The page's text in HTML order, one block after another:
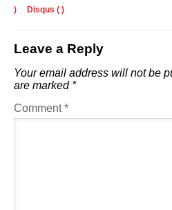
) Disqus ( )
Leave a Reply
Your email address will not be
are marked *
Comment*